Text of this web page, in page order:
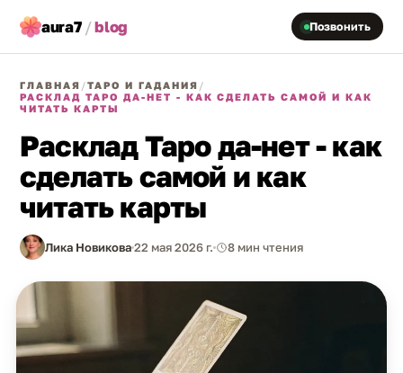
aura7 /blog Позвонить
ГЛАВНАЯ /ТАРО И ГАДАНИЯ /
РАСКЛАД ТАРО ДА-НЕТ - КАК СДЕЛАТЬ САМОЙ И КАК
ЧИТАТЬ КАРТЫ
Расклад Таро да-нет - как
сделать самой и как
читать карты
Лика Новикова22 мая 2026 г. 8 мин чтения